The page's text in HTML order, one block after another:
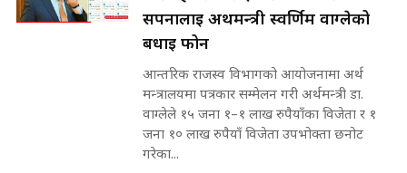
SIDHAKURA ||
सहकारी पीडितसँग मन्त्री प्रतिभा रावलले
भनिन्–साथ दिनुहोस्, दबाब होइन ||
Sidhakura || Pratibha Rawal
पोप्पोको पासोः कमाउने लोभमा घरबार नै
उठिबास | The Dark Side of
'Poppo Live'-SIDHAKURA
मन्त्री आउने बित्तिकै सुरु भएको थियो
घुसको डिल || Raj Kumar Gupta ||
SIDHAKURA ||
सपनालाई अर्थमन्त्री स्वर्णिम वाग्लेको
बधाई फोन
आन्तरिक राजस्व विभागको आयोजनामा अर्थ
मन्त्रालयमा पत्रकार सम्मेलन गरी अर्थमन्त्री डा.
वाग्लेले १५ जना १–१ लाख रुपैयाँका विजेता र १
जना १० लाख रुपैयाँ विजेता उपभोक्ता छनोट
गरेका...